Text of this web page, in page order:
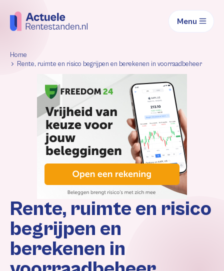
Menu
Home
Rente, ruimte en risico begrijpen en berekenen in voorraadbeheer
Rente, ruimte en risico
begrijpen en
berekenen in